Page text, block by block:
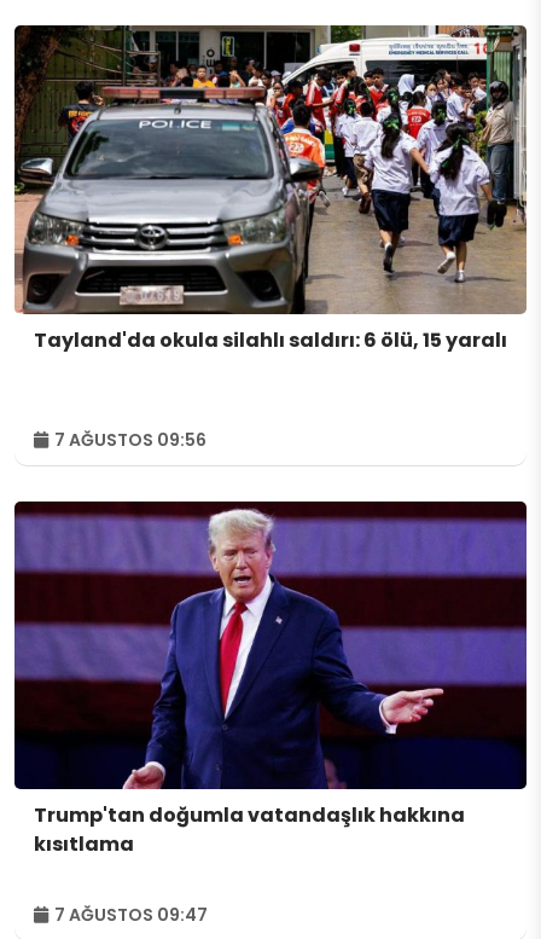
Tayland'da okula silahlı saldırı: 6 ölü, 15 yaralı
7 AĞUSTOS 09:56
Trump'tan doğumla vatandaşlık hakkına
kısıtlama
7 AĞUSTOS 09:47